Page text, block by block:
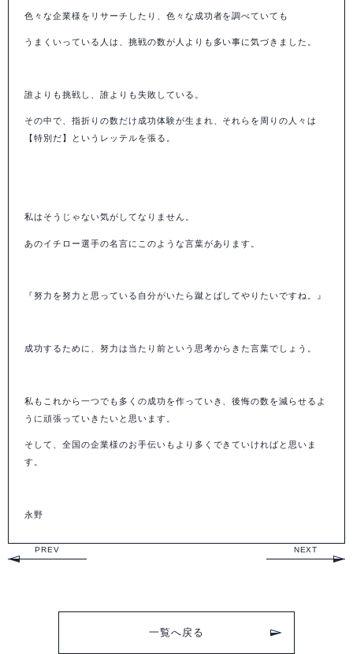
色々な企業様をリサーチしたり、色々な成功者を調べていても
うまくいっている人は、挑戦の数が人よりも多い事に気づきました。
誰よりも挑戦し、誰よりも失敗している。
その中で、指折りの数だけ成功体験が生まれ、それらを周りの人々は
【特別だ】というレッテルを張る。
私はそうじゃない気がしてなりません。
あのイチロー選手の名言にこのような言葉があります。
『努力を努力と思っている自分がいたら蹴とばしてやりたいですね。』
成功するために、努力は当たり前という思考からきた言葉でしょう。
私もこれから一つでも多くの成功を作っていき、後悔の数を減らせるよ
うに頑張っていきたいと思います。
そして、全国の企業様のお手伝いもより多くできていければと思いま
す。
永野
PREV NEXT
一覧へ戻る